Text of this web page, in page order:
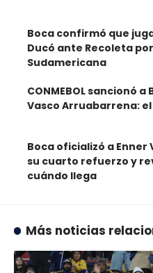
Boca confirmó que
Ducó ante Recoleta
Sudamericana
CONMEBOL sancionó a
Vasco Arruabarrena:
Boca oficializó a Enner
su cuarto refuerzo y
cuándo llega
Más noticias